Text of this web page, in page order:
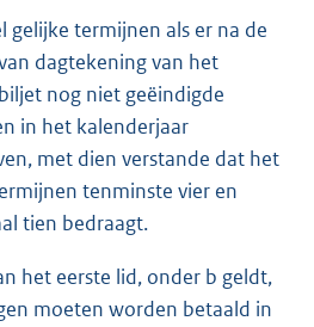
gelijke termijnen als er na de
dagtekening van het
nog niet geëindigde
in het kalenderjaar
met dien verstande dat het
tenminste vier en
tien bedraagt.
het eerste lid, onder b geldt,
moeten worden betaald in